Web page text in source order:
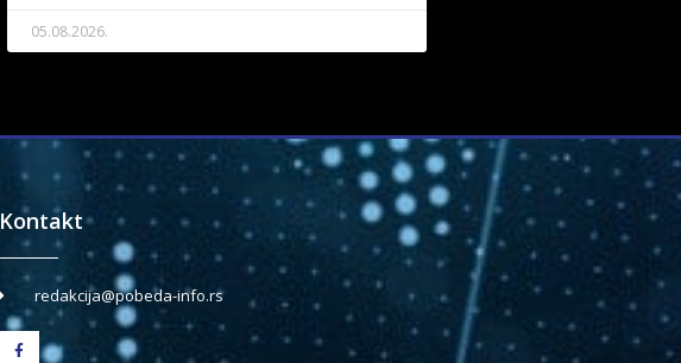
05.08.2026.
Kontakt
redakcija@pobeda-info.rs